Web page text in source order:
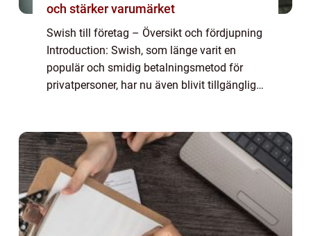
och stärker varumärket
Swish till företag – Översikt och fördjupning
Introduction: Swish, som länge varit en
populär och smidig betalningsmetod för
privatpersoner, har nu även blivit tillgängligt